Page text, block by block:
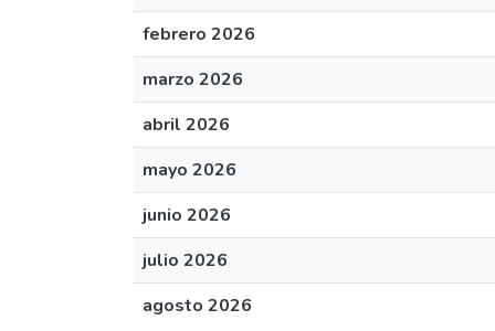
febrero 2026
marzo 2026
abril 2026
mayo 2026
junio 2026
julio 2026
agosto 2026